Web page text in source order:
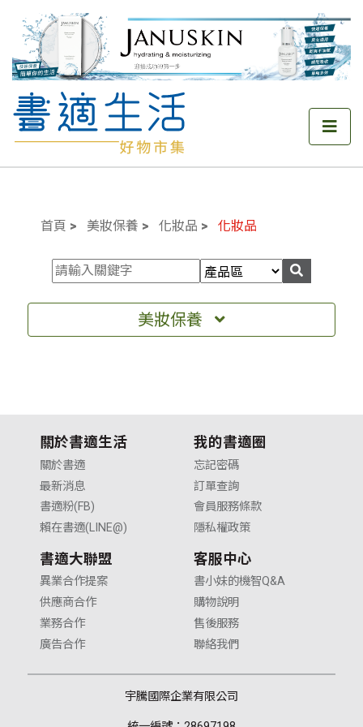
首頁 美妝保養 化妝品 化妝品
美妝保養
關於書適生活
關於書適
最新消息
書適粉(FB)
賴在書適(LINE@)
我的書適圈
忘記密碼
訂單查詢
會員服務條款
隱私權政策
書適大聯盟
異業合作提案
供應商合作
業務合作
廣告合作
客服中心
書小妹的機智Q&A
購物說明
售後服務
聯絡我們
宇騰國際企業有限公司